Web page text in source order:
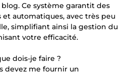
Ce système garantit des
et automatiques, avec très peu
simplifiant ainsi la gestion du
votre efficacité.
dois-je faire ?
devez me fournir un